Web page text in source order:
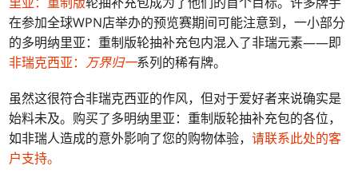
在参加全球WPN店举办的预览赛期间可能注意到，一小部分
的多明纳里亚：重制版轮抽补充包内混入了非瑞元素——即
非瑞克西亚： 万界归一系列的稀有牌。
虽然这很符合非瑞克西亚的作风，但对于爱好者来说确实是
始料未及。 购买了多明纳里亚：重制版轮抽补充包的各位，
如非瑞人造成的意外影响了您的购物体验，请联系此处的客
户支持。